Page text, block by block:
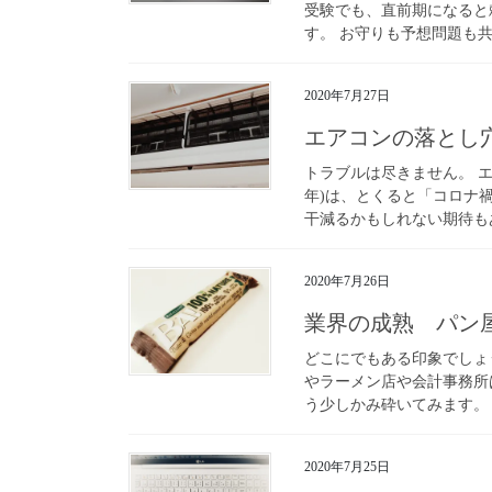
受験でも、直前期になる
す。 お守りも予想問題も
2020年7月27日
エアコンの落と
トラブルは尽きません。
年)は、とくると「コロナ
干減るかもしれない期待
2020年7月26日
業界の成熟 パン
どこにでもある印象でし
やラーメン店や会計事務
う少しかみ砕いてみます
2020年7月25日